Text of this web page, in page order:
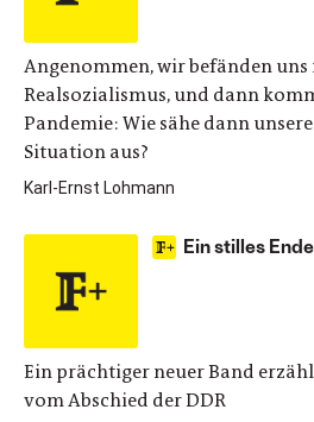
Angenommen, wir befänden uns
Realsozialismus, und dann
Pandemie: Wie sähe dann
Situation aus?
Karl-Ernst Lohmann
Ein stilles Ende
Ein prächtiger neuer Band
vom Abschied der DDR